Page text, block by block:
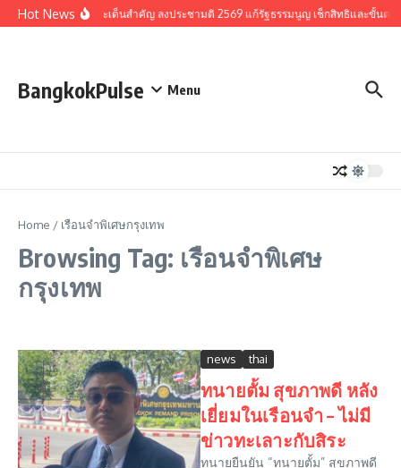
Skip to content
Hot Newsรวมประเด็นสำคัญ ลงประชามติ 2569 แก้รัฐธรรมนูญ เช็กสิทธิและขั้นตอ
BangkokPulse Menu
Home / เรือนจำพิเศษกรุงเทพ
Browsing Tag: เรือนจำพิเศษ
กรุงเทพ
news thai
ทนายตั้ม สุขภาพดี หลัง
เยี่ยมในเรือนจำ – ไม่มี
ข่าวทะเลาะกับสิระ
ทนายยืนยัน “ทนายตั้ม” สุขภาพดี